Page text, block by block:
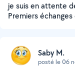
je suis en attente
Premiers
Saby M.
posté le 06